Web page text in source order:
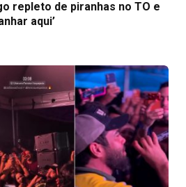
repleto de piranhas no TO e
aqui’